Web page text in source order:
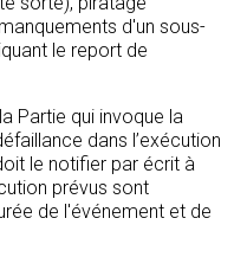
d'un sous-
le report de
Partie qui invoque la
dans l’exécution
le notifier par écrit à
prévus sont
de l'événement et de